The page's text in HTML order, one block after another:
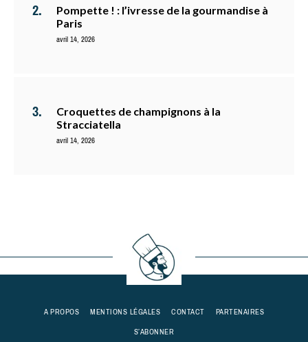
Pompette ! : l’ivresse de la gourmandise à
Paris
avril 14, 2026
Croquettes de champignons à la
Stracciatella
avril 14, 2026
A PROPOS MENTIONS LÉGALES CONTACT
PARTENAIRES
S’ABONNER